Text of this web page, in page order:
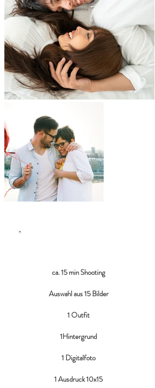
ca. 15 min Shooting
Auswahl aus 15 Bilder
1 Outfit
1Hintergrund
1 Digitalfoto
1 Ausdruck 10x15